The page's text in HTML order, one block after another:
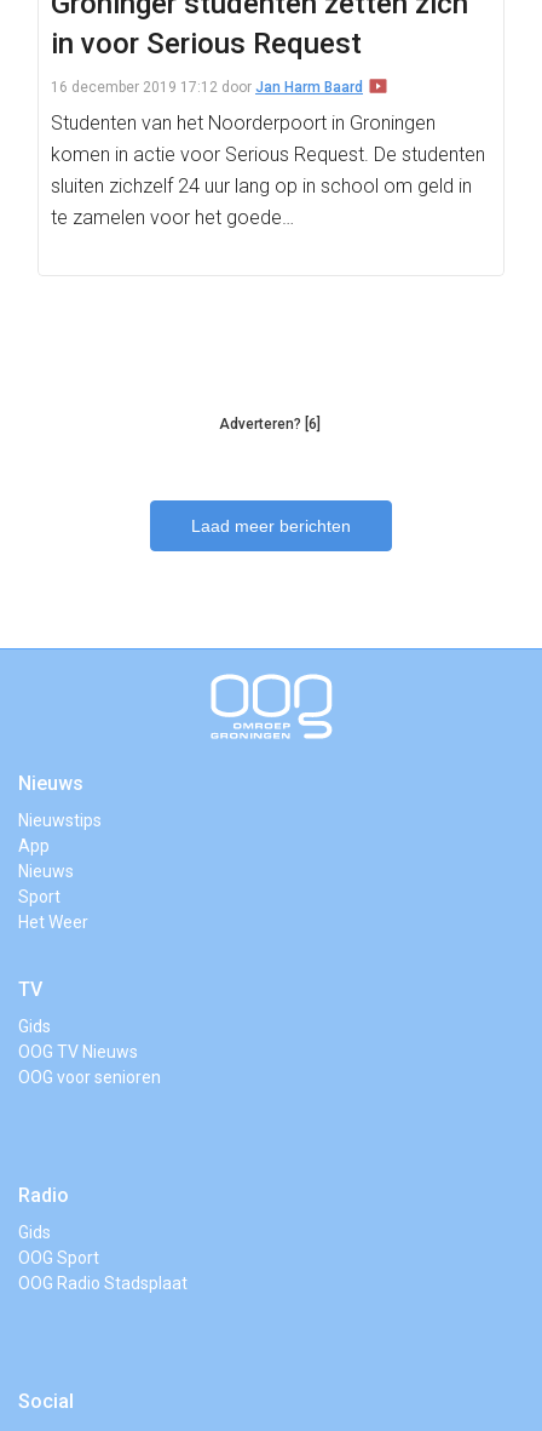
in voor Serious Request
16 december 2019 17:12 door Jan Harm Baard
Studenten van het Noorderpoort in Groningen
komen in actie voor Serious Request. De studenten
sluiten zichzelf 24 uur lang op in school om geld in
te zamelen voor het goede…
Adverteren? [6]
Laad meer berichten
Nieuws
Nieuwstips
App
Nieuws
Sport
Het Weer
TV
Gids
OOG TV Nieuws
OOG voor senioren
Radio
Gids
OOG Sport
OOG Radio Stadsplaat
Social